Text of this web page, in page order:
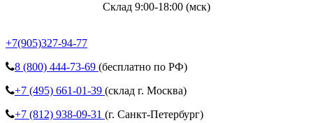
Склад 9:00-18:00 (мск)
+7(905)327-94-77
8 (800) 444-73-69 (бесплатно по РФ)
+7 (495) 661-01-39 (склад г. Москва)
+7 (812) 938-09-31 (г. Санкт-Петербург)